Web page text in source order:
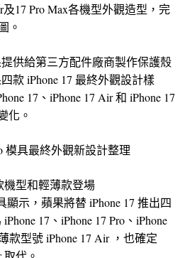
及17 Pro Max各機型外觀造型，完
。
供給第三方配件廠商製作保護殼
款 iPhone 17 最終外觀設計樣
17、iPhone 17 Air 和 iPhone 17
化。
模具最終外觀新設計整理
機型和輕薄款登場
顯示，蘋果將替 iPhone 17 推出四
17、iPhone 17 Pro、iPhone
款型號 iPhone 17 Air ，也確定